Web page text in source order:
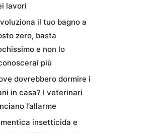
lavori
il tuo bagno a
zero, basta
e non lo
più
dovrebbero dormire i
in casa? I veterinari
l’allarme
insetticida e